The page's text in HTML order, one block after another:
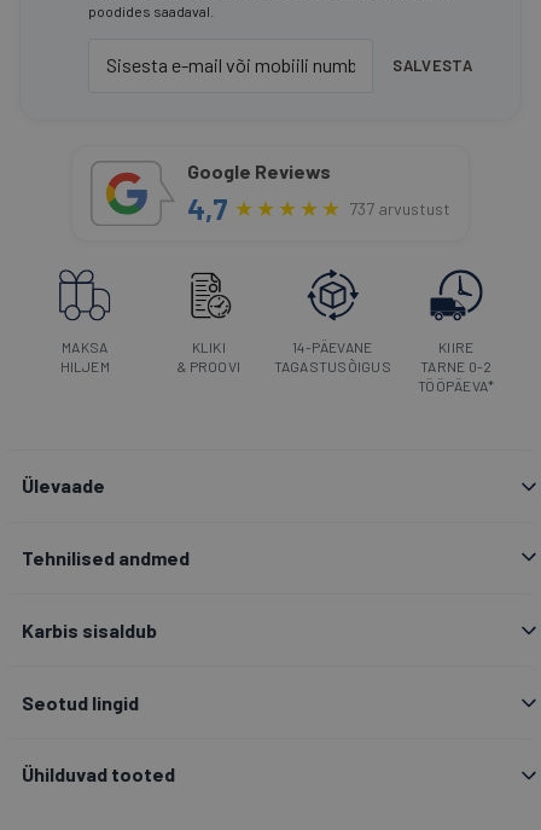
poodides saadaval.
SALVESTA
Google Reviews
4,7 ★★★★★ 737 arvustust
MAKSA
HILJEM
KLIKI
& PROOVI
14-PÄEVANE
TAGASTUSÕIGUS
KIIRE
TARNE 0-2
TÖÖPÄEVA*
Ülevaade
Tehnilised andmed
Karbis sisaldub
Seotud lingid
Ühilduvad tooted